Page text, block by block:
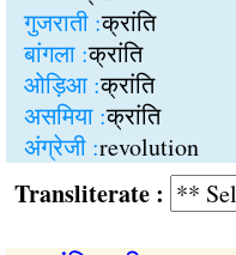
गुजराती :क्रांति
बांगला :क्रांति
ओड़िआ :क्रांति
असमिया :क्रांति
अंग्रेजी :revolution
: